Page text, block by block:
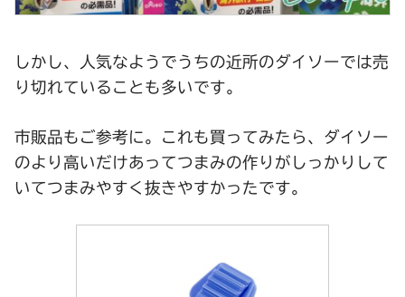
しかし、人気なようでうちの近所のダイソーでは売
り切れていることも多いです。
市販品もご参考に。これも買ってみたら、ダイソー
のより高いだけあってつまみの作りがしっかりして
いてつまみやすく抜きやすかったです。